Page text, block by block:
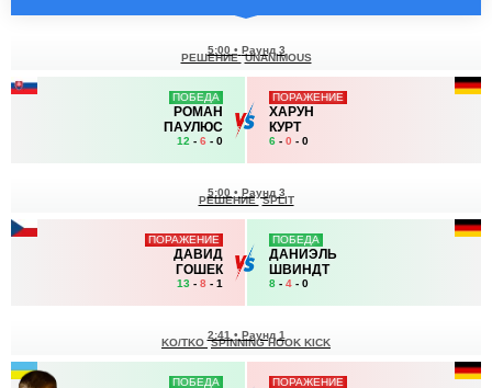
ПОБЕДА
РОМАН
ПАУЛЮС
12 - 6 - 0
5:00 • Раунд 3
РЕШЕНИЕ UNANIMOUS
ПОРАЖЕНИЕ
ХАРУН
КУРТ
6 - 0 - 0
ПОРАЖЕНИЕ
ДАВИД
ГОШЕК
13 - 8 - 1
5:00 • Раунд 3
РЕШЕНИЕ SPLIT
ПОБЕДА
ДАНИЭЛЬ
ШВИНДТ
8 - 4 - 0
ПОБЕДА
2:41 • Раунд 1
KO/TKO SPINNING HOOK KICK
ПОРАЖЕНИЕ